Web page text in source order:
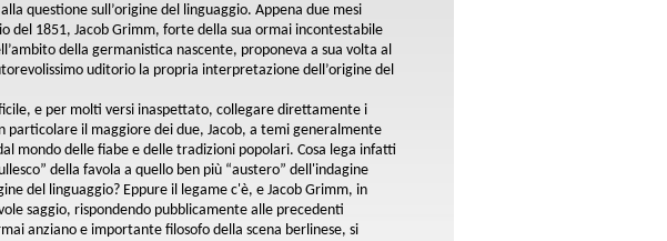
alla questione sull’origine del linguaggio. Appena due mesi
del 1851, Jacob Grimm, forte della sua ormai incontestabile
della germanistica nascente, proponeva a sua volta al
uditorio la propria interpretazione dell’origine del
e per molti versi inaspettato, collegare direttamente i
particolare il maggiore dei due, Jacob, a temi generalmente
mondo delle fiabe e delle tradizioni popolari. Cosa lega infatti
della favola a quello ben più “austero” dell'indagine
del linguaggio? Eppure il legame c'è, e Jacob Grimm, in
saggio, rispondendo pubblicamente alle precedenti
anziano e importante filosofo della scena berlinese, si